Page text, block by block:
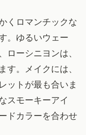
くロマンチックな
。ゆるいウェー
ローシニヨンは、
す。メイクには、
ットが最も合いま
スモーキーアイ
ドカラーを合わせ